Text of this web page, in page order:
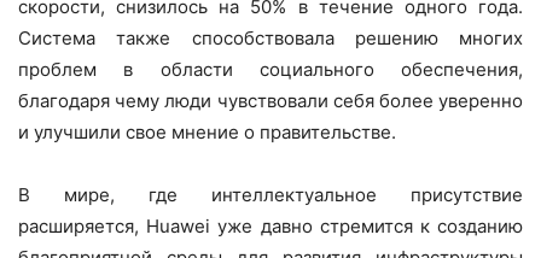
скорости, снизилось на 50% в течение одного года.
Система также способствовала решению многих
проблем в области социального обеспечения,
благодаря чему люди чувствовали себя более уверенно
и улучшили свое мнение о правительстве.
В мире, где интеллектуальное присутствие
расширяется, Huawei уже давно стремится к созданию